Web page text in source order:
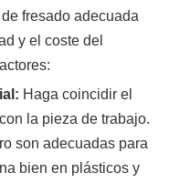
fresado adecuada
y el coste del
Haga coincidir el
la pieza de trabajo.
son adecuadas para
bien en plásticos y